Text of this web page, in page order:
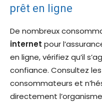
prêt en ligne
De nombreux
internet pour
en ligne, vérifiez qu’il
confiance. Consultez
consommateurs et
directement